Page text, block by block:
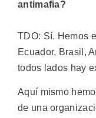
antimafia?
TDO: Sí. Hemos
Ecuador, Brasil,
todos lados hay
Aquí mismo
de una